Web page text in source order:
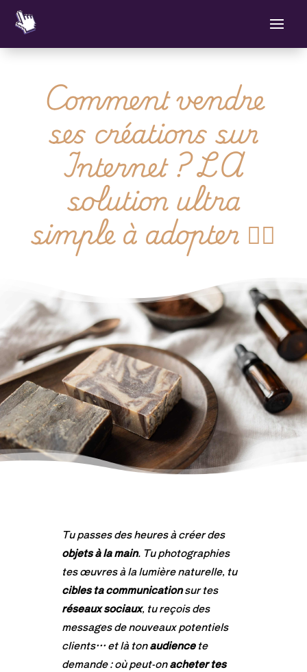
Comment vendre
ses créations sur
Internet ? LA
solution ultra
simple à adopter 👌🏻
Tu passes des heures à créer des
objets à la main. Tu photographies
tes œuvres à la lumière naturelle, tu
cibles ta communicationsur tes
réseaux sociaux, tu reçois des
messages de nouveaux potentiels
clients… et là tonaudiencete
demande : où peut-onacheter tes